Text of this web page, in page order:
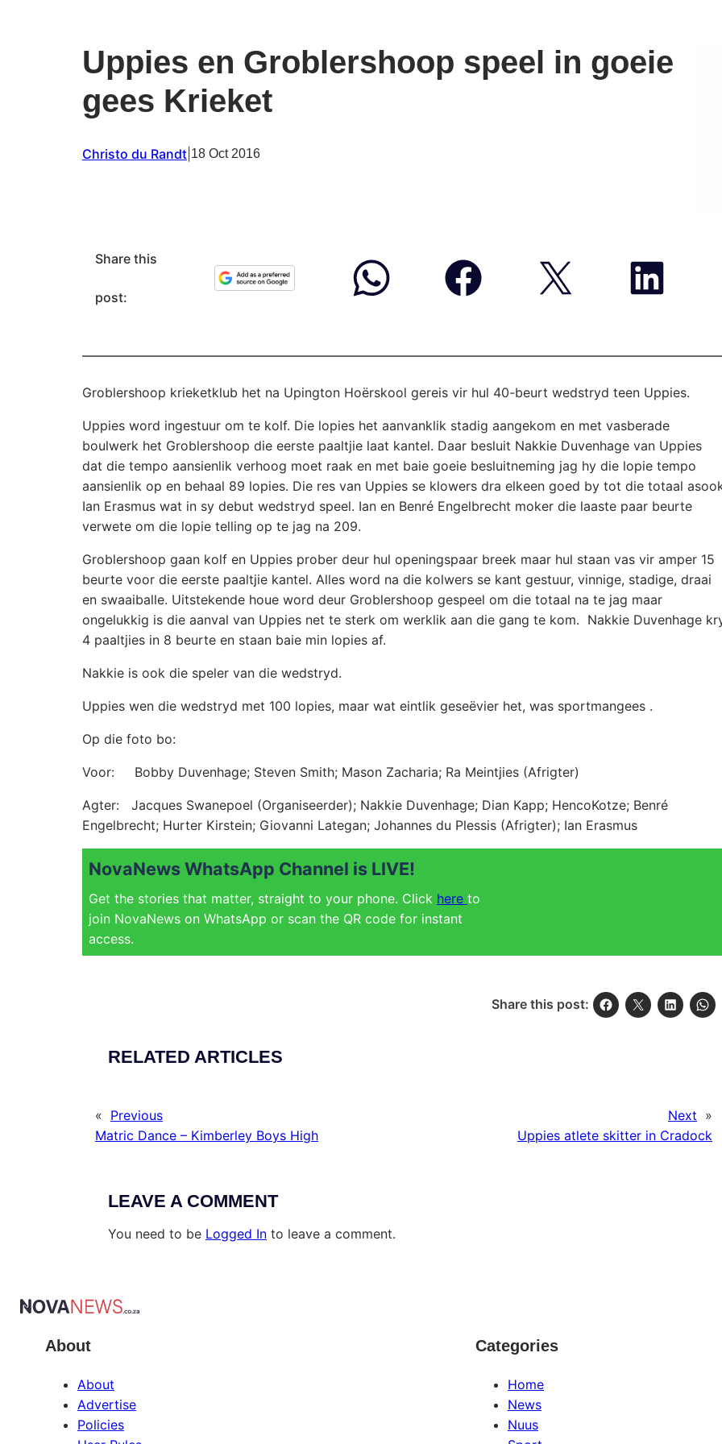
Uppies en Groblershoop speel in goeie
gees Krieket
Christo du Randt 18 Oct 2016
Share this
post:
Groblershoop krieketklub het na Upington Hoërskool gereis vir hul 40-beurt wedstryd teen Uppies.
Uppies word ingestuur om te kolf. Die lopies het aanvanklik stadig aangekom en met vasberade
boulwerk het Groblershoop die eerste paaltjie laat kantel. Daar besluit Nakkie Duvenhage van Uppies
dat die tempo aansienlik verhoog moet raak en met baie goeie besluitneming jag hy die lopie tempo
aansienlik op en behaal 89 lopies. Die res van Uppies se klowers dra elkeen goed by tot die totaal
Ian Erasmus wat in sy debut wedstryd speel. Ian en Benré Engelbrecht moker die laaste paar beurte
verwete om die lopie telling op te jag na 209.
Groblershoop gaan kolf en Uppies prober deur hul openingspaar breek maar hul staan vas vir amper 15
beurte voor die eerste paaltjie kantel. Alles word na die kolwers se kant gestuur, vinnige, stadige, draai
en swaaiballe. Uitstekende houe word deur Groblershoop gespeel om die totaal na te jag maar
ongelukkig is die aanval van Uppies net te sterk om werklik aan die gang te kom. Nakkie Duvenhage
4 paaltjies in 8 beurte en staan baie min lopies af.
Nakkie is ook die speler van die wedstryd.
Uppies wen die wedstryd met 100 lopies, maar wat eintlik geseëvier het, was sportmangees .
Op die foto bo:
Voor: Bobby Duvenhage; Steven Smith; Mason Zacharia; Ra Meintjies (Afrigter)
Agter: Jacques Swanepoel (Organiseerder); Nakkie Duvenhage; Dian Kapp; HencoKotze; Benré
Engelbrecht; Hurter Kirstein; Giovanni Lategan; Johannes du Plessis (Afrigter); Ian Erasmus
NovaNews WhatsApp Channel is LIVE!
Get the stories that matter, straight to your phone. Click here to
join NovaNews on WhatsApp or scan the QR code for instant
access.
Share this post:
RELATED ARTICLES
« Previous
Matric Dance – Kimberley Boys High
Next »
Uppies atlete skitter in Cradock
LEAVE A COMMENT
You need to be Logged In to leave a comment.
About
About
Advertise
Policies
Categories
Home
News
Nuus